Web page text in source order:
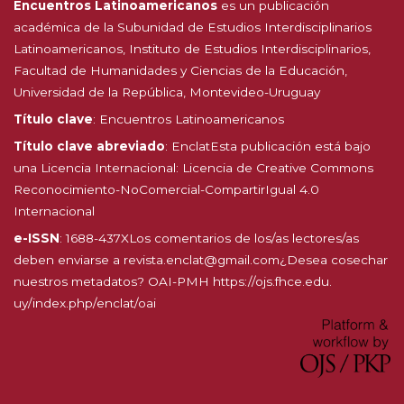
Encuentros Latinoamericanos es un publicación
académica de la Subunidad de Estudios Interdisciplinarios
Latinoamericanos, Instituto de Estudios Interdisciplinarios,
Facultad de Humanidades y Ciencias de la Educación,
Universidad de la República, Montevideo-Uruguay
Título clave: Encuentros Latinoamericanos
Título clave abreviado: EnclatEsta publicación está bajo
una Licencia Internacional: Licencia de Creative Commons
Reconocimiento-NoComercial-CompartirIgual 4.0
Internacional
e-ISSN: 1688-437XLos comentarios de los/as lectores/as
deben enviarse a revista.enclat@gmail.com¿Desea cosechar
nuestros metadatos? OAI-PMH https://ojs.fhce.edu.
uy/index.php/enclat/oai